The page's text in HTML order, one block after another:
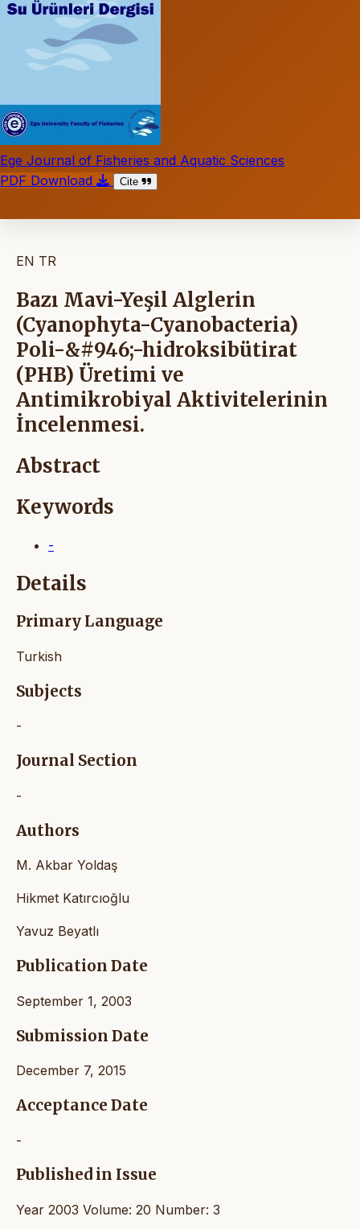
Ege Journal of Fisheries and Aquatic Sciences
PDF Download
Cite
EN TR
Bazı Mavi-Yeşil Alglerin
(Cyanophyta-Cyanobacteria)
Poli-&#946;-hidroksibütirat
(PHB) Üretimi ve
Antimikrobiyal Aktivitelerinin
İncelenmesi.
Abstract
Keywords
-
Details
Primary Language
Turkish
Subjects
-
Journal Section
-
Authors
M. Akbar Yoldaş
Hikmet Katırcıoğlu
Yavuz Beyatlı
Publication Date
September 1, 2003
Submission Date
December 7, 2015
Acceptance Date
-
Published in Issue
Year 2003 Volume: 20 Number: 3